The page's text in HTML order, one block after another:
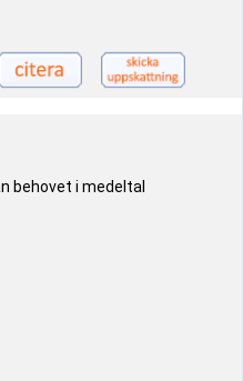
behovet i medeltal